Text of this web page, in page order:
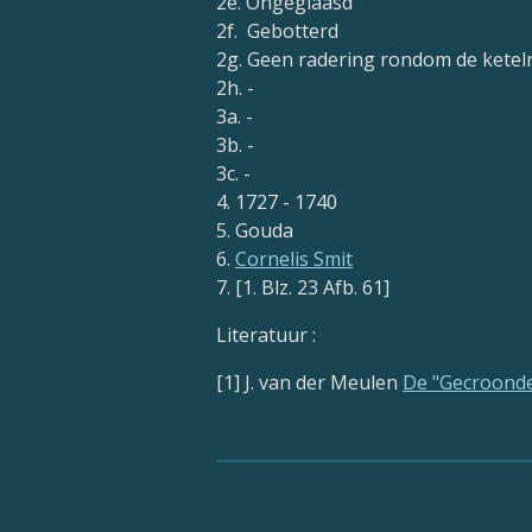
2f. Gebotterd
2g. Geen radering rondom de
2h. -
3a. -
3b. -
3c. -
4. 1727 - 1740
5. Gouda
6. Cornelis Smit
7. [1. Blz. 23 Afb. 61]
Literatuur :
[1] J. van der Meulen De